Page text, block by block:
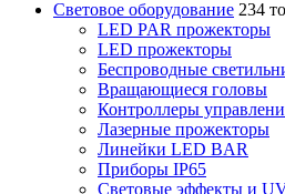
Световое оборудование 234
LED PAR прожекторы
LED прожекторы
Беспроводные
Вращающиеся головы
Контроллеры
Лазерные прожекторы
Линейки LED BAR
Приборы IP65
Световые эффекты и